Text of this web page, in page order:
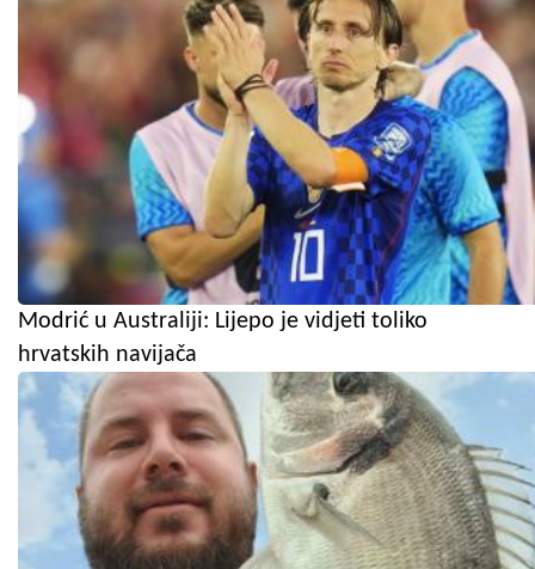
Modrić u Australiji: Lijepo je vidjeti toliko
hrvatskih navijača